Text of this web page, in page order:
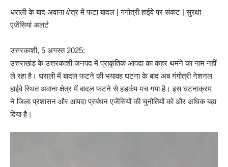
धराली के बाद अवाना क्षेत्र में फटा बादल | गंगोत्री हाईवे पर संकट | सुरक्षा
एजेंसियां अलर्ट
उत्तरकाशी, 5 अगस्त 2025:
उत्तराखंड के उत्तरकाशी जनपद में प्राकृतिक आपदा का कहर थमने का नाम नहीं
ले रहा है। धराली में बादल फटने की भयावह घटना के बाद अब गंगोत्री नेशनल
हाईवे स्थित अवाना क्षेत्र में बादल फटने से हड़कंप मच गया है। इस घटनाक्रम
ने जिला प्रशासन और आपदा प्रबंधन एजेंसियों की चुनौतियों को और अधिक बढ़ा
दिया है।